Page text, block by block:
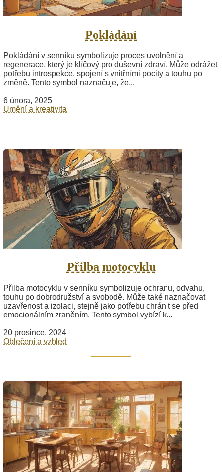
Pokládání
Pokládání v senníku symbolizuje proces uvolnění a
regenerace, který je klíčový pro duševní zdraví. Může odrážet
potřebu introspekce, spojení s vnitřními pocity a touhu po
změně. Tento symbol naznačuje, že...
6 února, 2025
Umění a kreativita
Přilba motocyklu
Přilba motocyklu v senníku symbolizuje ochranu, odvahu,
touhu po dobrodružství a svobodě. Může také naznačovat
uzavřenost a izolaci, stejně jako potřebu chránit se před
emocionálním zraněním. Tento symbol vybízí k...
20 prosince, 2024
Oblečení a vzhled